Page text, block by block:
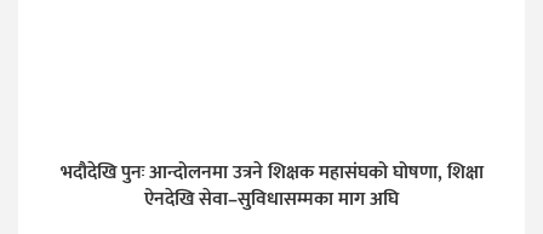
भदौदेखि पुनः आन्दोलनमा उत्रने शिक्षक महासंघको घोषणा, शिक्षा
ऐनदेखि सेवा–सुविधासम्मका माग अघि